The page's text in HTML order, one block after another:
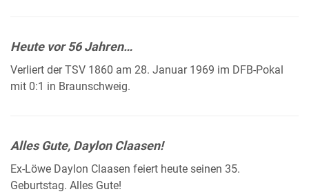
Heute vor 56 Jahren…
Verliert der TSV 1860 am 28. Januar 1969 im DFB-Pokal
mit 0:1 in Braunschweig.
Alles Gute, Daylon Claasen!
Ex-Löwe Daylon Claasen feiert heute seinen 35.
Geburtstag. Alles Gute!